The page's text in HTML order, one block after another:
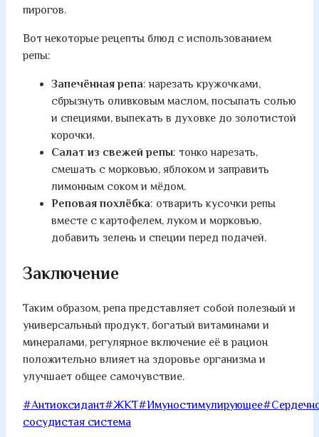
пирогов.
Вот некоторые рецепты блюд с использованием
репы:
Запечённая репа: нарезать кружочками,
сбрызнуть оливковым маслом, посыпать солью
и специями, выпекать в духовке до золотистой
корочки.
Салат из свежей репы: тонко нарезать,
смешать с морковью, яблоком и заправить
лимонным соком и мёдом.
Реповая похлёбка: отварить кусочки репы
вместе с картофелем, луком и морковью,
добавить зелень и специи перед подачей.
Заключение
Таким образом, репа представляет собой полезный и
универсальный продукт, богатый витаминами и
минералами, регулярное включение её в рацион
положительно влияет на здоровье организма и
улучшает общее самочувствие.
Метки
записи:
#Антиоксидант#ЖКТ#Имуностимулирующее#
сосудистая система